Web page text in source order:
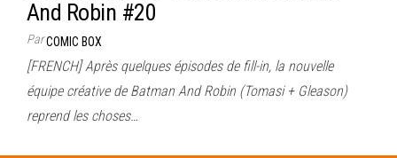
And Robin #20
ParCOMIC BOX
[FRENCH] Après quelques épisodes de fill-in, la nouvelle
équipe créative de Batman And Robin (Tomasi + Gleason)
reprend les choses…